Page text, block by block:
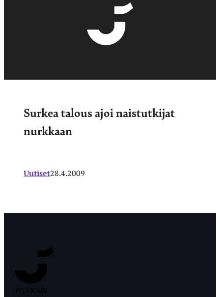
Surkea talous ajoi naistutkijat
nurkkaan
Uutiset28.4.2009